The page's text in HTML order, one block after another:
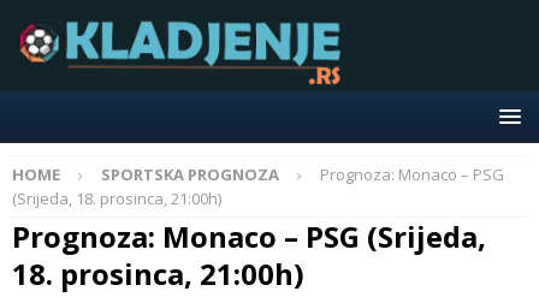
HOME SPORTSKA PROGNOZA
Prognoza: Monaco – PSG
(Srijeda, 18. prosinca, 21:00h)
Prognoza: Monaco – PSG (Srijeda,
18. prosinca, 21:00h)